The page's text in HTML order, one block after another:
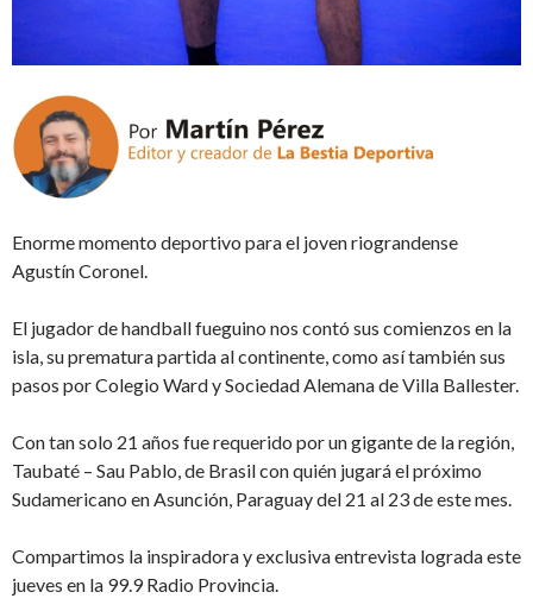
Enorme momento deportivo para el joven riograndense
Agustín Coronel.
El jugador de handball fueguino nos contó sus comienzos en la
isla, su prematura partida al continente, como así también sus
pasos por Colegio Ward y Sociedad Alemana de Villa Ballester.
Con tan solo 21 años fue requerido por un gigante de la región,
Taubaté – Sau Pablo, de Brasil con quién jugará el próximo
Sudamericano en Asunción, Paraguay del 21 al 23 de este mes.
Compartimos la inspiradora y exclusiva entrevista lograda este
jueves en la 99.9 Radio Provincia.